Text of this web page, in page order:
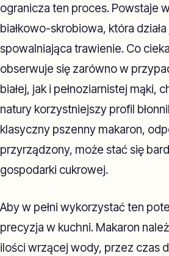
ogranicza ten proces. Powstaje
białkowo-skrobiowa, która
spowalniająca trawienie. Co
obserwuje się zarówno w
białej, jak i pełnoziarnistej mąki,
natury korzystniejszy profil
klasyczny pszenny makaron,
przyrządzony, może stać się
gospodarki cukrowej.
Aby w pełni wykorzystać ten
precyzja w kuchni. Makaron
ilości wrzącej wody, przez czas